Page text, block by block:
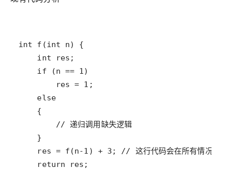
    else
        // 递归调用缺失逻辑